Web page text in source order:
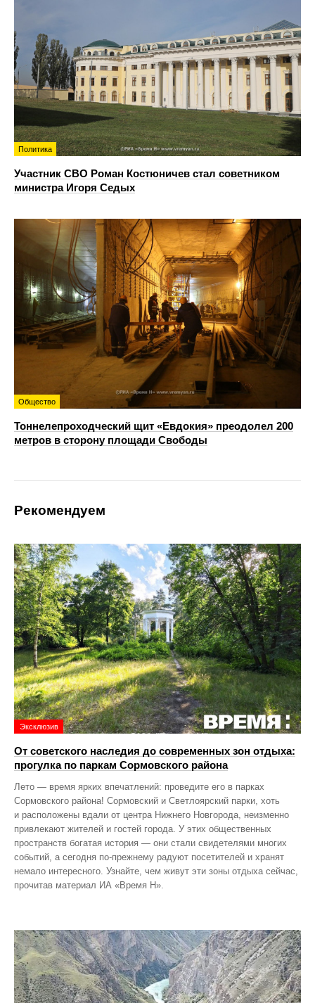
Политика
Участник СВО Роман Костюничев стал советником
министра Игоря Седых
Общество
Тоннелепроходческий щит «Евдокия» преодолел 200
метров в сторону площади Свободы
Рекомендуем
Эксклюзив
От советского наследия до современных зон отдыха:
прогулка по паркам Сормовского района
Лето — время ярких впечатлений: проведите его в парках
Сормовского района! Сормовский и Светлоярский парки, хоть
и расположены вдали от центра Нижнего Новгорода, неизменно
привлекают жителей и гостей города. У этих общественных
пространств богатая история — они стали свидетелями многих
событий, а сегодня по‑прежнему радуют посетителей и хранят
немало интересного. Узнайте, чем живут эти зоны отдыха сейчас,
прочитав материал ИА «Время Н».